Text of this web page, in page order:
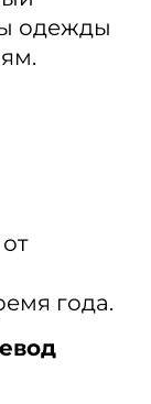
одежды
года.